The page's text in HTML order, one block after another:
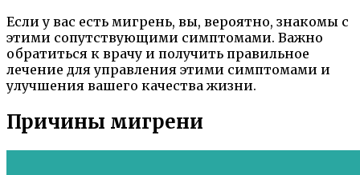
Если у вас есть мигрень, вы, вероятно, знакомы с
этими сопутствующими симптомами. Важно
обратиться к врачу и получить правильное
лечение для управления этими симптомами и
улучшения вашего качества жизни.
Причины мигрени